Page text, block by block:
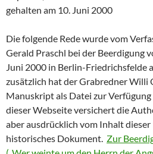
gehalten am 10. Juni 2000
Die folgende Rede wurde vom
Gerald Praschl bei der Beerdigung
Juni 2000 in Berlin-Friedrichsfelde
zusätzlich hat der Grabredner Willi
Manuskript als Datei zur
dieser Webseite versichert die
aber ausdrücklich vom Inhalt dieser
historisches Dokument. Zur